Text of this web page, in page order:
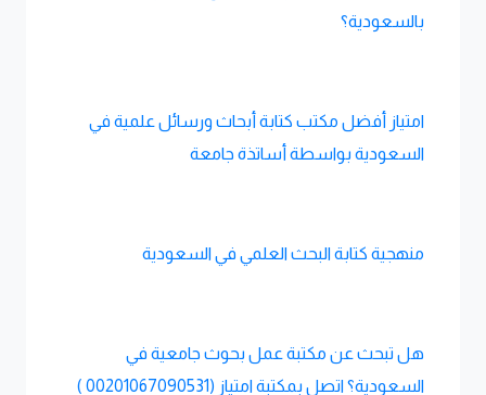
بالسعودية؟
امتياز أفضل مكتب كتابة أبحاث ورسائل علمية في
السعودية بواسطة أساتذة جامعة
منهجية كتابة البحث العلمي في السعودية
هل تبحث عن مكتبة عمل بحوث جامعية في
السعودية؟ اتصل بمكتبة امتياز (00201067090531 )